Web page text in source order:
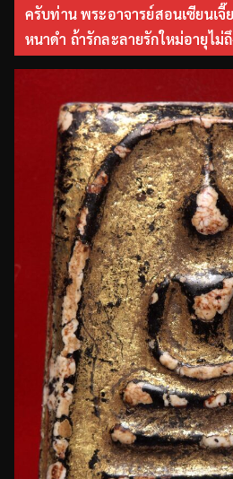
ครับท่าน พระอาจารย์สอนเซียนเ
หนาดำ ถ้ารักละลายรักใหม่อายุไม่